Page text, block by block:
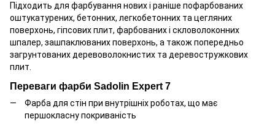
Підходить для фарбування нових і раніше пофарбованих
оштукатурених, бетонних, легкобетонних та цегляних
поверхонь, гіпсових плит, фарбованих і скловолоконних
шпалер, зашпаклюваних поверхонь, а також попередньо
загрунтованих деревоволокнистих та деревостружкових
плит.
Переваги фарби Sadolin Expert 7
Фарба для стін при внутрішніх роботах, що має
першокласну покриваність